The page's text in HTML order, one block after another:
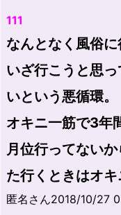
111
なんとなく風俗に
いざ行こうと思
いという悪循環。
オキニ一筋で3年
月位行ってない
た行くときはオキ
匿名さん2018/10/27